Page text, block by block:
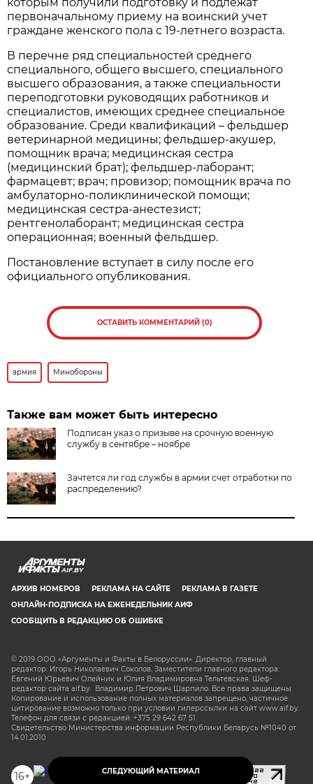
СЛЕДУЮЩИЙ МАТЕРИАЛ
первоначальному приему на воинский учет
граждане женского пола с 19-летнего возраста.
В перечне ряд специальностей среднего
специального, общего высшего, специального
высшего образования, а также специальности
переподготовки руководящих работников и
специалистов, имеющих среднее специальное
образование. Среди квалификаций – фельдшер
ветеринарной медицины; фельдшер-акушер,
помощник врача; медицинская сестра
(медицинский брат); фельдшер-лаборант;
фармацевт; врач; провизор; помощник врача по
амбулаторно-поликлинической помощи;
медицинская сестра-анестезист;
рентгенолаборант; медицинская сестра
операционная; военный фельдшер.
Постановление вступает в силу после его
официального опубликования.
ОСТАВИТЬ КОММЕНТАРИЙ (0)
армия Минобороны
Также вам может быть интересно
Подписан указ о призыве на срочную военную
службу в сентябре – ноябре
Зачтется ли год службы в армии счет отработки по
распределению?
AIF.BY
АРХИВ НОМЕРОВ РЕКЛАМА НА САЙТЕ
РЕКЛАМА В ГАЗЕТЕ
ОНЛАЙН-ПОДПИСКА НА ЕЖЕНЕДЕЛЬНИК АИФ
СООБЩИТЬ В РЕДАКЦИЮ ОБ ОШИБКЕ
© 2019 ООО «Аргументы и Факты в Белоруссии». Директор, главный
редактор: Игорь Николаевич Соколов. Заместители главного редактора:
Евгений Юрьевич Олейник и Юлия Владимировна Тельтевская. Шеф-
редактор сайта aif.by: Владимир Петрович Шарпило. Все права защищены.
Копирование и использование полных материалов запрещено, частичное
цитирование возможно только при условии гиперссылки на сайт www.aif.by.
Телефон для связи с редакцией: +375 29 642 67 51.
Свидетельство Министерства информации Республики Беларусь №1040 от
14.01.2010
16+